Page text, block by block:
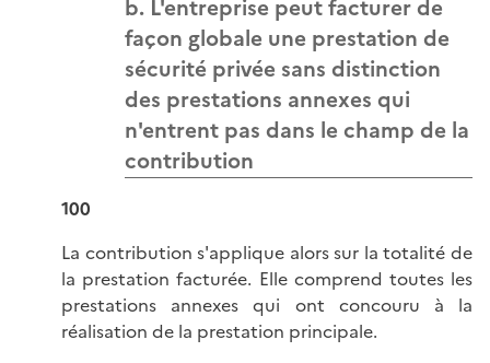
b. L'entreprise peut facturer de
façon globale une prestation de
sécurité privée sans distinction
des prestations annexes qui
n'entrent pas dans le champ de la
contribution
100
La contribution s'applique alors sur la totalité de
la prestation facturée. Elle comprend toutes les
prestations annexes qui ont concouru à la
réalisation de la prestation principale.